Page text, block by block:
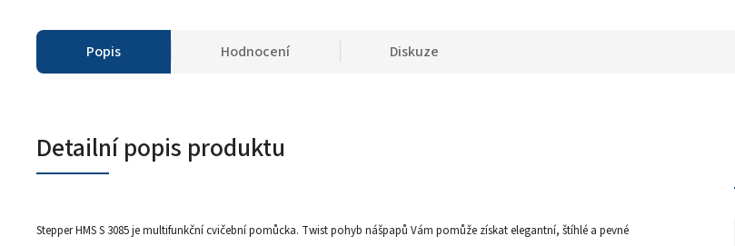
Popis Hodnocení Diskuze
Detailní popis produktu
Stepper HMS S 3085 je multifunkční cvičební pomůcka. Twist pohyb nášpapů Vám pomůže získat elegantní, štíhlé a pevné